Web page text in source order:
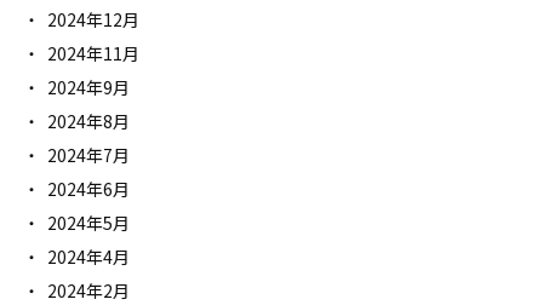
2024年12月
2024年11月
2024年9月
2024年8月
2024年7月
2024年6月
2024年5月
2024年4月
2024年2月